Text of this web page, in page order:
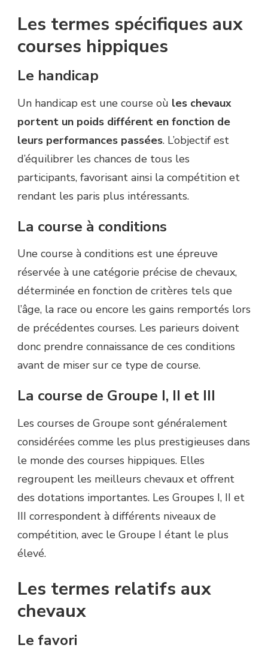
Les termes spécifiques aux
courses hippiques
Le handicap
Un handicap est une course où les chevaux
portent un poids différent en fonction de
leurs performances passées. L’objectif est
d’équilibrer les chances de tous les
participants, favorisant ainsi la compétition et
rendant les paris plus intéressants.
La course à conditions
Une course à conditions est une épreuve
réservée à une catégorie précise de chevaux,
déterminée en fonction de critères tels que
l’âge, la race ou encore les gains remportés lors
de précédentes courses. Les parieurs doivent
donc prendre connaissance de ces conditions
avant de miser sur ce type de course.
La course de Groupe I, II et III
Les courses de Groupe sont généralement
considérées comme les plus prestigieuses dans
le monde des courses hippiques. Elles
regroupent les meilleurs chevaux et offrent
des dotations importantes. Les Groupes I, II et
III correspondent à différents niveaux de
compétition, avec le Groupe I étant le plus
élevé.
Les termes relatifs aux
chevaux
Le favori